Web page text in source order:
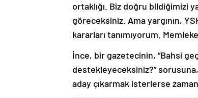
ortaklığı. Biz doğru bildiğimizi
göreceksiniz. Ama yargının,
kararları tanımıyorum.
İnce, bir gazetecinin, “Bahsi
destekleyeceksiniz?”
aday çıkarmak isterlerse